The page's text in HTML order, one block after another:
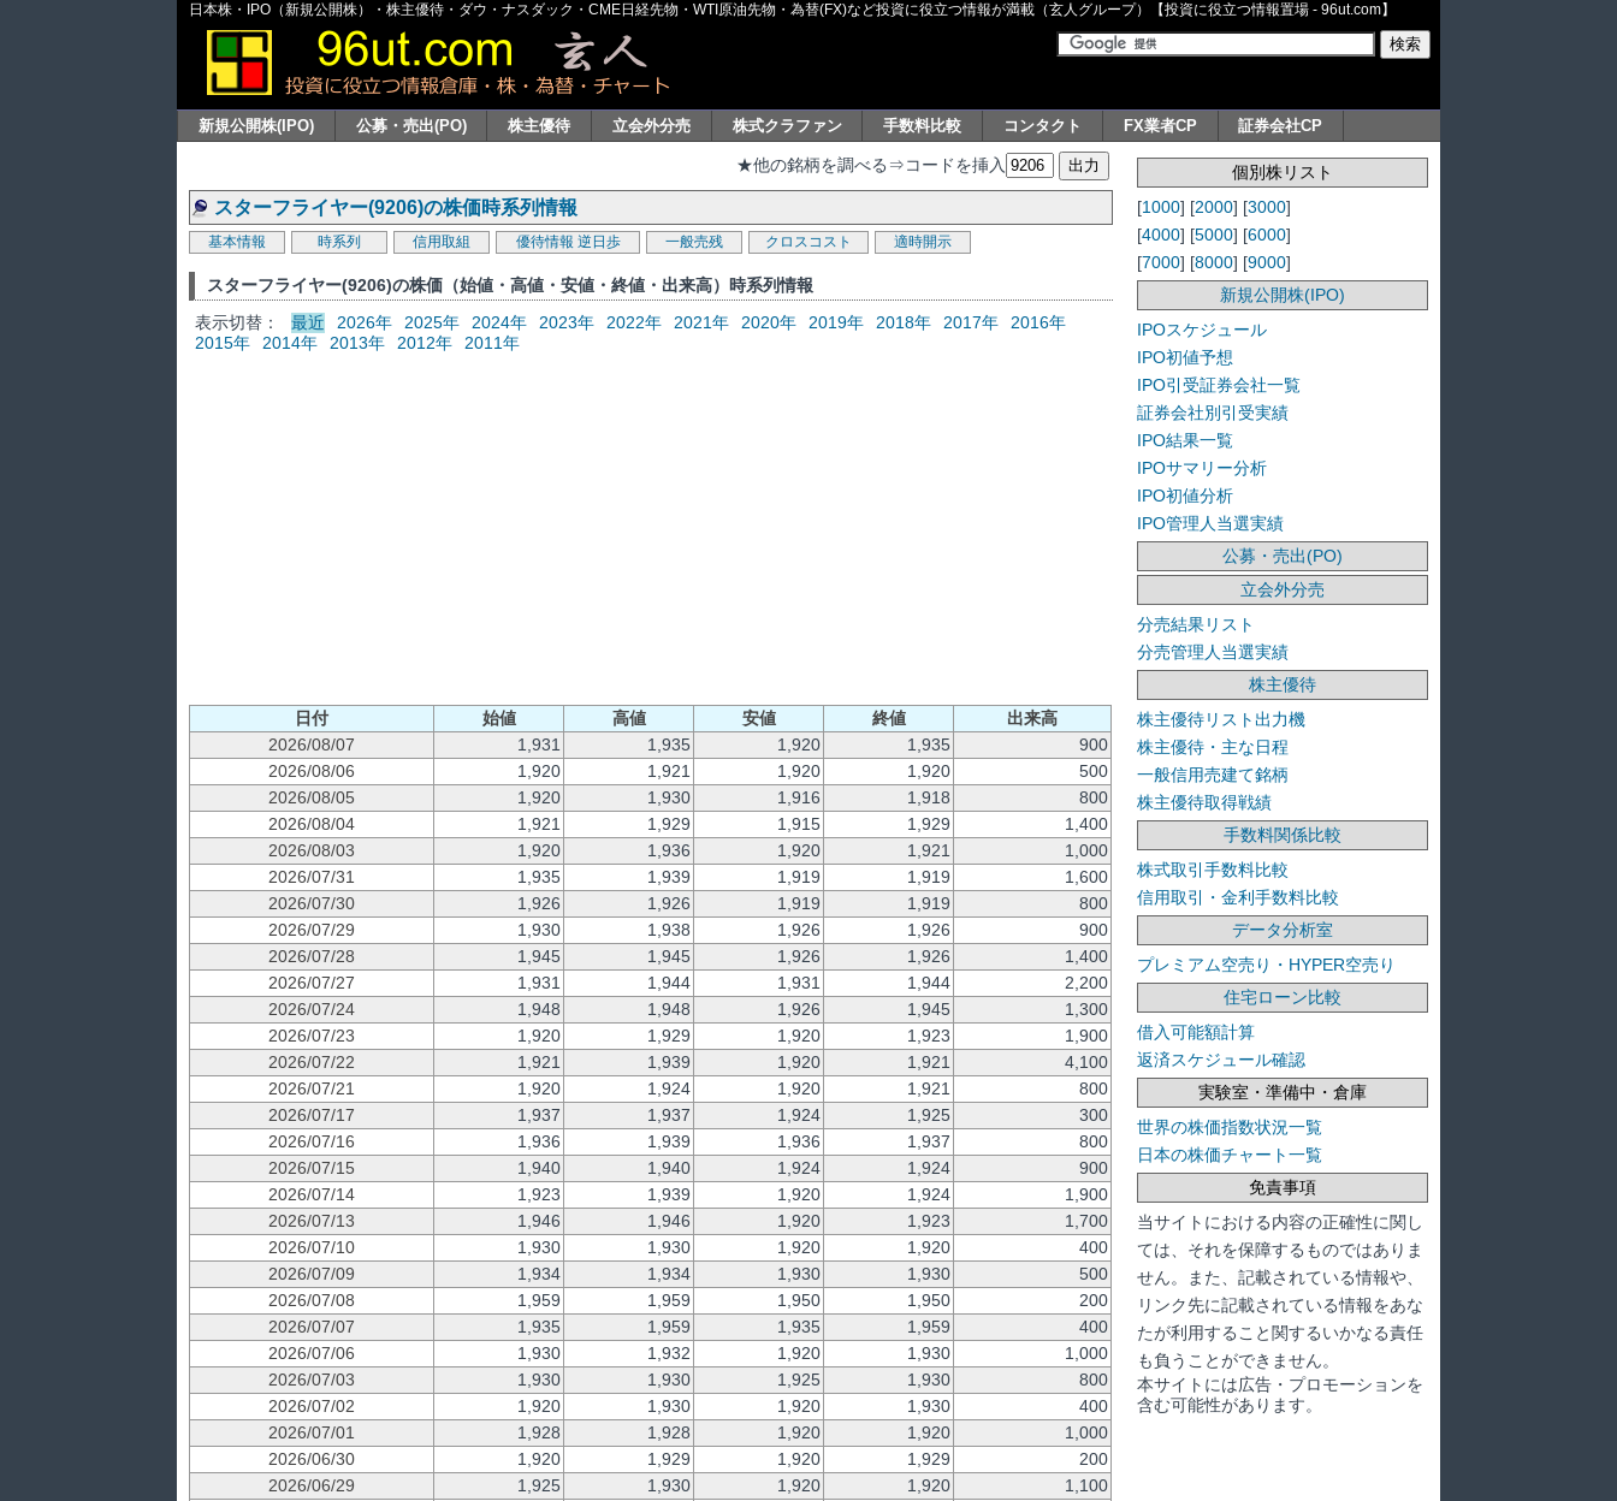
日本株・IPO（新規公開株）・株主優待・ダウ・ナスダック・CME日経先物・WTI原油先物・為替(FX)など投資に役立つ情報が満載（玄人グループ）【投資に役立つ情報置場 - 96ut.com】
新規公開株(IPO) 公募・売出(PO) 株主優待 立会外分売 株式クラファン 手数料比較 コンタクト FX業者CP 証券会社CP
★他の銘柄を調べる⇒コードを挿入
スターフライヤー(9206)の株価時系列情報
基本情報 時系列 信用取組 優待情報 逆日歩 一般売残 クロスコスト 適時開示
スターフライヤー(9206)の株価（始値・高値・安値・終値・出来高）時系列情報
表示切替：
最近 2026年 2025年 2024年 2023年 2022年 2021年 2020年 2019年 2018年 2017年
2016年
2015年
2014年 2013年 2012年 2011年
日付 始値 高値 安値 終値
出来高
2026/08/07
1,931 1,935 1,920 1,935
900
2026/08/06
1,920 1,921 1,920 1,920
500
2026/08/05
1,920 1,930 1,916 1,918
800
2026/08/04
1,921 1,929 1,915 1,929
1,400
2026/08/03
1,920 1,936 1,920 1,921
1,000
2026/07/31
1,935 1,939 1,919 1,919
1,600
2026/07/30
1,926 1,926 1,919 1,919
800
2026/07/29
1,930 1,938 1,926 1,926
900
2026/07/28
1,945 1,945 1,926 1,926
1,400
2026/07/27
1,931 1,944 1,931 1,944
2,200
2026/07/24
1,948 1,948 1,926 1,945
1,300
2026/07/23
1,920 1,929 1,920 1,923
1,900
2026/07/22
1,921 1,939 1,920 1,921
4,100
2026/07/21
1,920 1,924 1,920 1,921
800
2026/07/17
1,937 1,937 1,924 1,925
300
2026/07/16
1,936 1,939 1,936 1,937
800
2026/07/15
1,940 1,940 1,924 1,924
900
2026/07/14
1,923 1,939 1,920 1,924
1,900
2026/07/13
1,946 1,946 1,920 1,923
1,700
2026/07/10
1,930 1,930 1,920 1,920
400
2026/07/09
1,934 1,934 1,930 1,930
500
2026/07/08
1,959 1,959 1,950 1,950
200
2026/07/07
1,935 1,959 1,935 1,959
400
2026/07/06
1,930 1,932 1,920 1,930
1,000
2026/07/03
1,930 1,930 1,925 1,930
800
2026/07/02
1,920 1,930 1,920 1,930
400
2026/07/01
1,928 1,928 1,920 1,920
1,000
2026/06/30
1,920 1,929 1,920 1,929
200
2026/06/29
1,925 1,930 1,920 1,920
1,100
個別株リスト
[1000] [2000] [3000]
[4000] [5000] [6000]
[7000] [8000] [9000]
新規公開株(IPO)
IPOスケジュール
IPO初値予想
IPO引受証券会社一覧
証券会社別引受実績
IPO結果一覧
IPOサマリー分析
IPO初値分析
IPO管理人当選実績
公募・売出(PO)
立会外分売
分売結果リスト
分売管理人当選実績
株主優待
株主優待リスト出力機
株主優待・主な日程
一般信用売建て銘柄
株主優待取得戦績
手数料関係比較
株式取引手数料比較
信用取引・金利手数料比較
データ分析室
プレミアム空売り・HYPER空売り
住宅ローン比較
借入可能額計算
返済スケジュール確認
実験室・準備中・倉庫
世界の株価指数状況一覧
日本の株価チャート一覧
免責事項
当サイトにおける内容の正確性に関し
ては、それを保障するものではありま
せん。また、記載されている情報や、
リンク先に記載されている情報をあな
たが利用すること関するいかなる責任
も負うことができません。
本サイトには広告・プロモーションを
含む可能性があります。